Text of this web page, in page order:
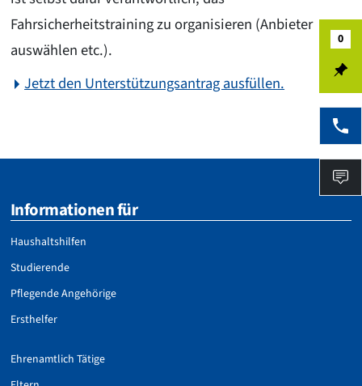
0
Fahrsicherheitstraining zu organisieren (Anbieter
auswählen etc.).
Jetzt den Unterstützungsantrag ausfüllen.
Informationen für
Haushaltshilfen
Studierende
Pflegende Angehörige
Ersthelfer
Ehrenamtlich Tätige